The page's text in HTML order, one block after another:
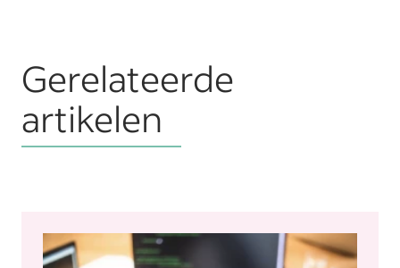
Gerelateerde
artikelen